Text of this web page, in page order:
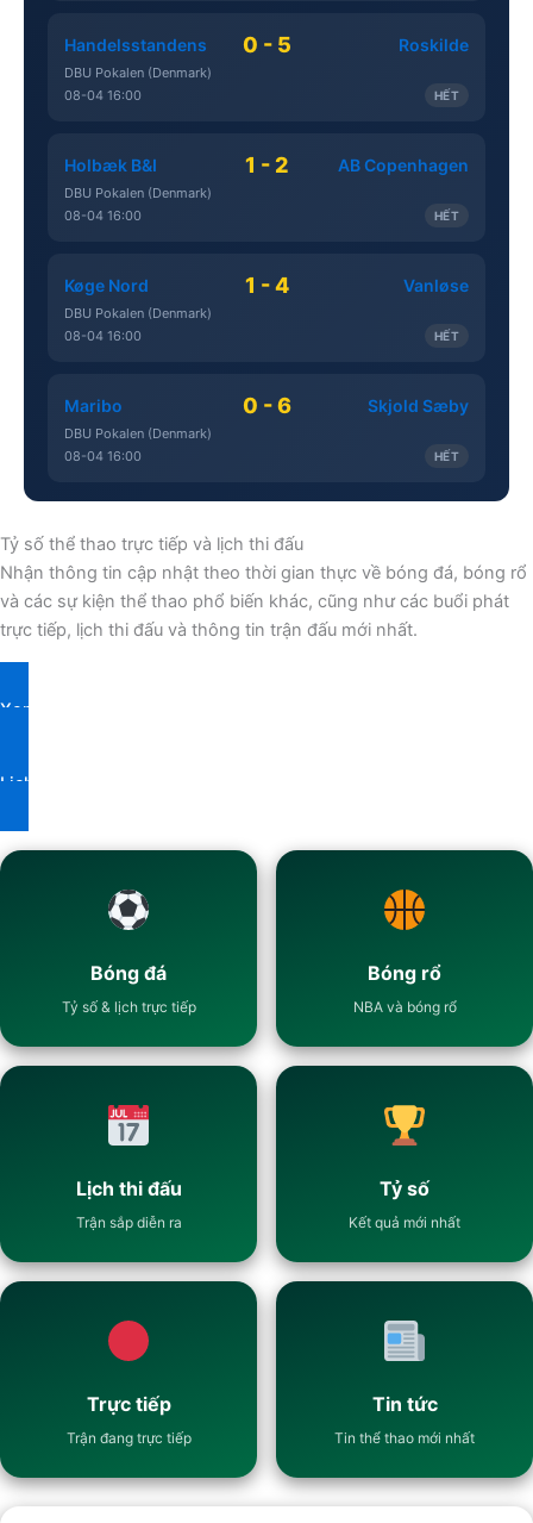
Handelsstandens 0 - 5 Roskilde
DBU Pokalen (Denmark)
08-04 16:00
HẾT
Holbæk B&I 1 - 2 AB Copenhagen
DBU Pokalen (Denmark)
08-04 16:00
HẾT
Køge Nord 1 - 4 Vanløse
DBU Pokalen (Denmark)
08-04 16:00
HẾT
Maribo 0 - 6 Skjold Sæby
DBU Pokalen (Denmark)
08-04 16:00
HẾT
Tỷ số thể thao trực tiếp và lịch thi đấu
Nhận thông tin cập nhật theo thời gian thực về bóng đá, bóng rổ
và các sự kiện thể thao phổ biến khác, cũng như các buổi phát
trực tiếp, lịch thi đấu và thông tin trận đấu mới nhất.
Xem các sự kiện trực tiếp
Lịch trình hôm nay
Bóng đá
Tỷ số & lịch trực tiếp
Bóng rổ
NBA và bóng rổ
Lịch thi đấu
Trận sắp diễn ra
Tỷ số
Kết quả mới nhất
Trực tiếp
Trận đang trực tiếp
Tin tức
Tin thể thao mới nhất